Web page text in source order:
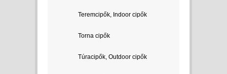
Teremcipők, Indoor cipők
Torna cipők
Túracipők, Outdoor cipők